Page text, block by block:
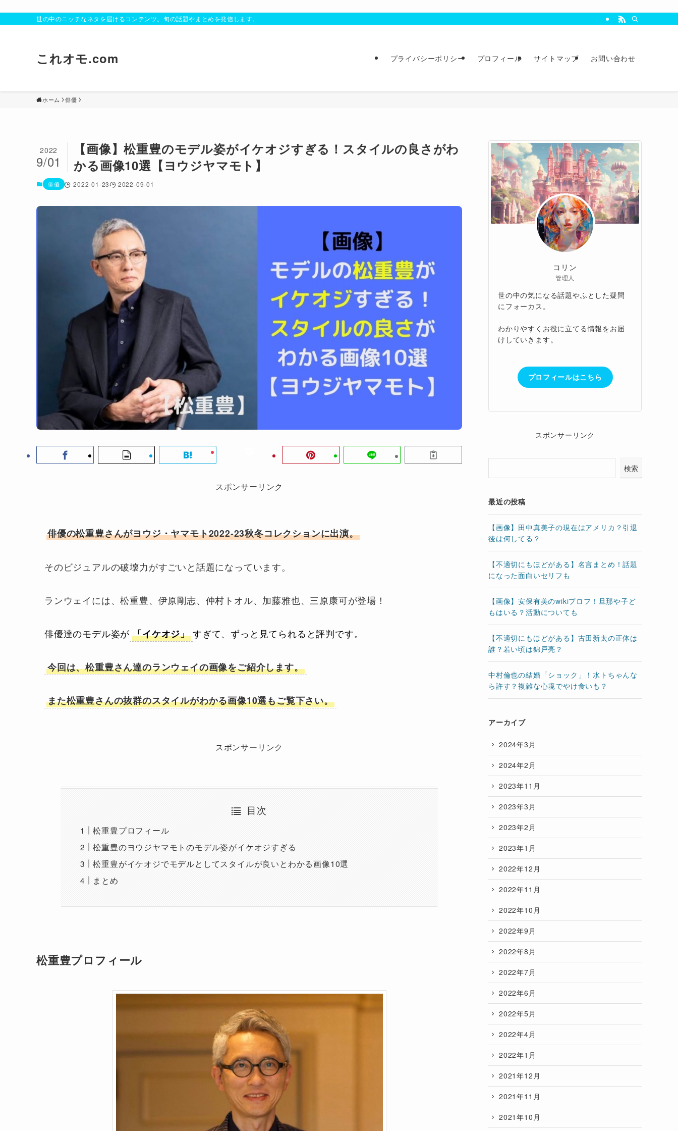
世の中のニッチなネタを届けるコンテンツ。旬の話題やまとめを発信します。
これオモ.com プライバシーポリシー プロフィール サイトマップ お問い合わせ
ホーム 俳優
【画像】松重豊のモデル姿がイケオジすぎる！スタイルの良さがわ
かる画像10選【ヨウジヤマモト】
2022
9/01
俳優 2022-01-23 2022-09-01
スポンサーリンク
俳優の松重豊さんがヨウジ・ヤマモト2022-23秋冬コレクションに出演。
そのビジュアルの破壊力がすごいと話題になっています。
ランウェイには、松重豊、伊原剛志、仲村トオル、加藤雅也、三原康可が登場！
俳優達のモデル姿が 「イケオジ」 すぎて、ずっと見てられると評判です。
今回は、松重豊さん達のランウェイの画像をご紹介します。
また松重豊さんの抜群のスタイルがわかる画像10選もご覧下さい。
スポンサーリンク
目次
松重豊プロフィール
松重豊のヨウジヤマモトのモデル姿がイケオジすぎる
松重豊がイケオジでモデルとしてスタイルが良いとわかる画像10選
まとめ
松重豊プロフィール
コリン
管理人
世の中の気になる話題やふとした疑問
にフォーカス。
わかりやすくお役に立てる情報をお届
けしていきます。
プロフィールはこちら
スポンサーリンク
検索
最近の投稿
【画像】田中真美子の現在はアメリカ？引退
後は何してる？
【不適切にもほどがある】名言まとめ！話題
になった面白いセリフも
【画像】安保有美のwikiプロフ！旦那や子ど
もはいる？活動についても
【不適切にもほどがある】古田新太の正体は
誰？若い頃は錦戸亮？
中村倫也の結婚「ショック」！水トちゃんな
ら許す？複雑な心境でやけ食いも？
アーカイブ
2024年3月
2024年2月
2023年11月
2023年3月
2023年2月
2023年1月
2022年12月
2022年11月
2022年10月
2022年9月
2022年8月
2022年7月
2022年6月
2022年5月
2022年4月
2022年1月
2021年12月
2021年11月
2021年10月